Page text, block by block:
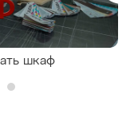
шкаф